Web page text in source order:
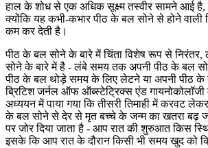
हाल के शोध से एक अधिक सूक्ष्म तस्वीर सामने आई
क्योंकि यह कभी-कभार पीठ के बल सोने से होने वाली
कम कर देती है।
पीठ के बल सोने के बारे में चिंता विशेष रूप से
सोने के बारे में है - लंबे समय तक अपनी पीठ के बल
पीठ के बल थोड़े समय के लिए लेटने या अपनी पीठ
ब्रिटिश जर्नल ऑफ ऑब्स्टेट्रिक्स एंड
अध्ययन में पाया गया कि तीसरी तिमाही में करवट
के बल सोने से देर से मृत बच्चे के जन्म का खतरा बढ़
पर जोर दिया जाता है - आप रात की शुरुआत किस
इसके कि आप रात के दौरान किसी भी समय खुद को